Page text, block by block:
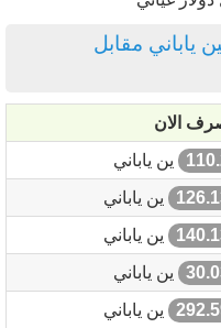
ياباني مقابل
الان
ين ياباني
ين ياباني
ين ياباني
ين ياباني
ين ياباني